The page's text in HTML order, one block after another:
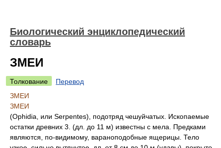
Биологический энциклопедический
словарь
ЗМЕИ
Толкование
Перевод
ЗМЕИ
ЗМЕИ
(Ophidia, или Serpentes), подотряд чешуйчатых. Ископаемые
остатки древних 3. (дл. до 11 м) известны с мела. Предками
являются, по-видимому, вараноподобные ящерицы. Тело